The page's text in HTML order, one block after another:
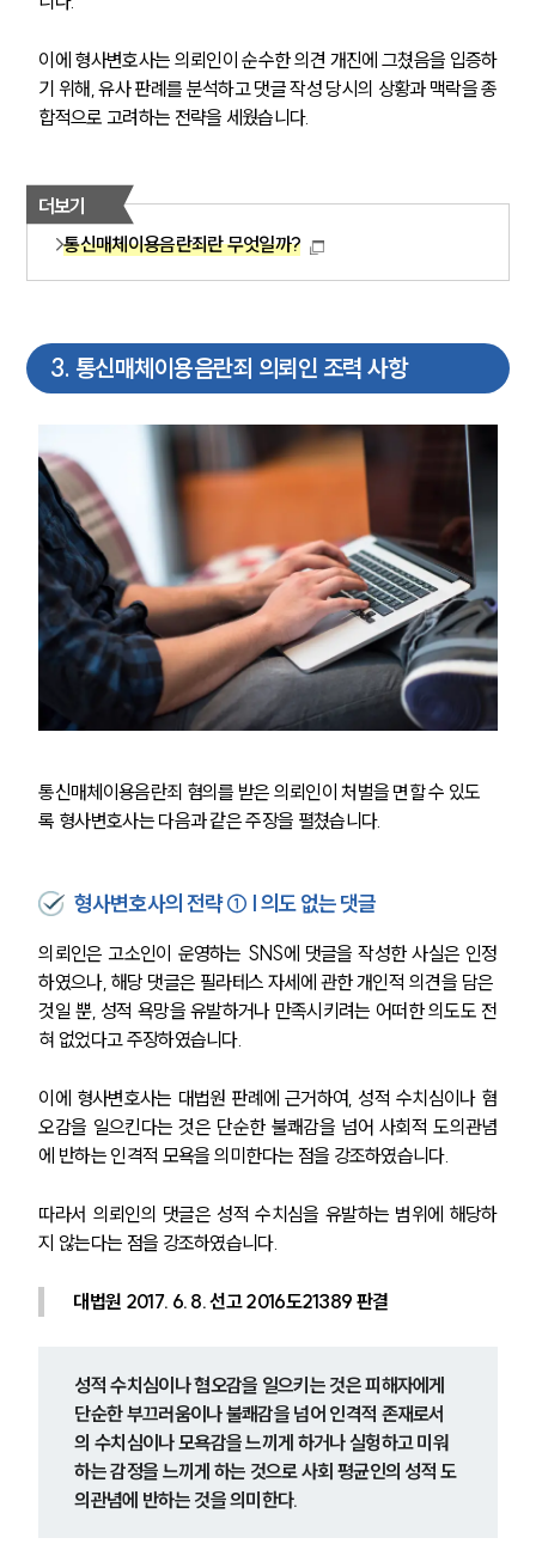
이에 형사변호사는 의뢰인이 순수한 의견 개진에 그쳤음을 입증하
기 위해, 유사 판례를 분석하고 댓글 작성 당시의 상황과 맥락을 종
합적으로 고려하는 전략을 세웠습니다.
더보기
통신매체이용음란죄란 무엇일까?
3. 통신매체이용음란죄 의뢰인 조력 사항
통신매체이용음란죄 혐의를 받은 의뢰인이 처벌을 면할 수 있도
록 형사변호사는 다음과 같은 주장을 펼쳤습니다.
형사변호사의 전략 ① | 의도 없는 댓글
의뢰인은 고소인이 운영하는 SNS에 댓글을 작성한 사실은 인정
하였으나, 해당 댓글은 필라테스 자세에 관한 개인적 의견을 담은
것일 뿐, 성적 욕망을 유발하거나 만족시키려는 어떠한 의도도 전
혀 없었다고 주장하였습니다.
이에 형사변호사는 대법원 판례에 근거하여, 성적 수치심이나 혐
오감을 일으킨다는 것은 단순한 불쾌감을 넘어 사회적 도의관념
에 반하는 인격적 모욕을 의미한다는 점을 강조하였습니다.
따라서 의뢰인의 댓글은 성적 수치심을 유발하는 범위에 해당하
지 않는다는 점을 강조하였습니다.
대법원 2017. 6. 8. 선고 2016도21389 판결
성적 수치심이나 혐오감을 일으키는 것은 피해자에게
단순한 부끄러움이나 불쾌감을 넘어 인격적 존재로서
의 수치심이나 모욕감을 느끼게 하거나 실헝하고 미워
하는 감정을 느끼게 하는 것으로 사회 평균인의 성적 도
의관념에 반하는 것을 의미한다.